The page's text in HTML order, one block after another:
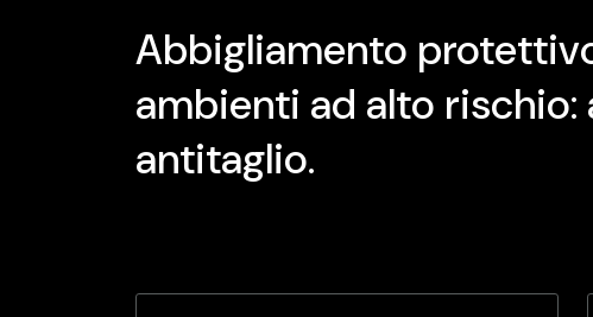
Abbigliamento
ambienti ad alto
antitaglio.